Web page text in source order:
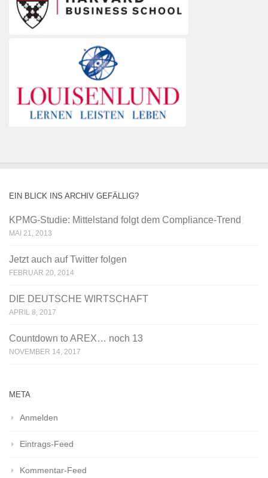
EIN BLICK INS ARCHIV GEFÄLLIG?
KPMG-Studie: Mittelstand folgt dem Compliance-Trend
MAI 21, 2013
Jetzt auch auf Twitter folgen
FEBRUAR 20, 2014
DIE DEUTSCHE WIRTSCHAFT
APRIL 8, 2017
Countdown to AREX… noch 13
NOVEMBER 14, 2017
META
Anmelden
Eintrags-Feed
Kommentar-Feed